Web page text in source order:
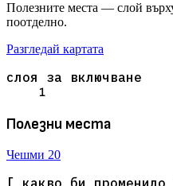
Полезните места — слой
поотделно.
Разгледай картата
слоя за включване
1
Полезни места
Чешми 20